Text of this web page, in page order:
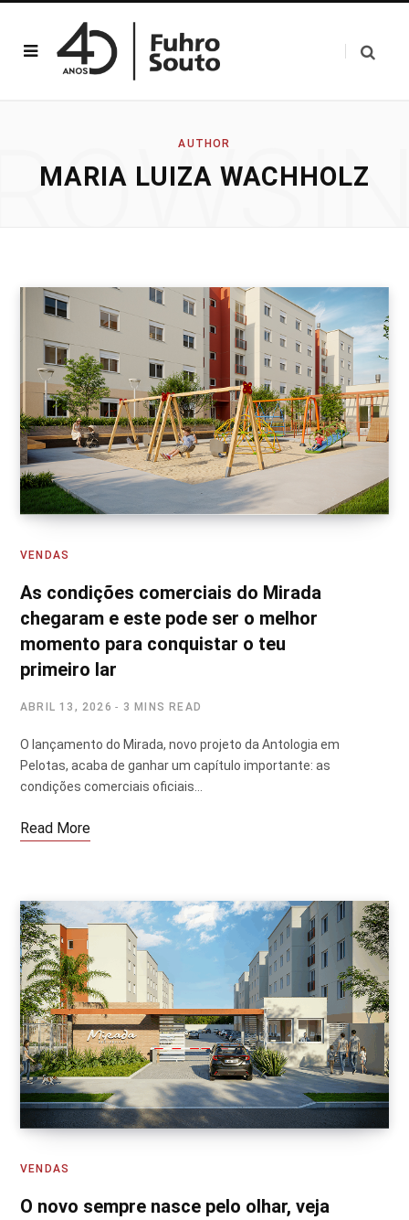
AUTHOR
MARIA LUIZA WACHHOLZ
VENDAS
As condições comerciais do Mirada
chegaram e este pode ser o melhor
momento para conquistar o teu
primeiro lar
ABRIL 13, 2026 3 MINS READ
O lançamento do Mirada, novo projeto da Antologia em
Pelotas, acaba de ganhar um capítulo importante: as
condições comerciais oficiais…
Read More
VENDAS
O novo sempre nasce pelo olhar, veja